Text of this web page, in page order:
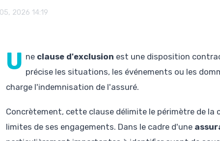
2026 14:19
U ne clause d'exclusion est une disposition
précise les situations, les événements ou les
charge l'indemnisation de l'assuré.
Concrètement, cette clause délimite le périmètre de la
limites de ses engagements. Dans le cadre d'une